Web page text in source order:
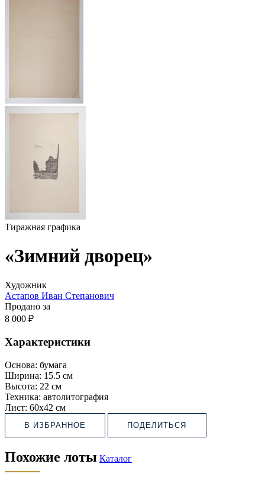
Тиражная графика
«Зимний дворец»
Художник
Астапов Иван Степанович
Продано за
8 000 ₽
Характеристики
Основа: бумага
Ширина: 15.5 см
Высота: 22 см
Техника: автолитография
Лист: 60х42 см
В ИЗБРАННОЕ ПОДЕЛИТЬСЯ
Похожие лоты Каталог